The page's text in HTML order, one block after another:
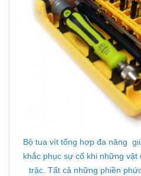
Bộ tua vít tổng hợp đa năng
khắc phục sự cố khi những
trặc. Tất cả những phiền